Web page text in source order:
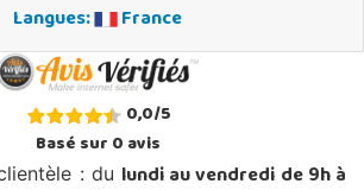
Langues:
France
0,0/5
Basé sur0avis
: du lundi au vendredi de 9h à